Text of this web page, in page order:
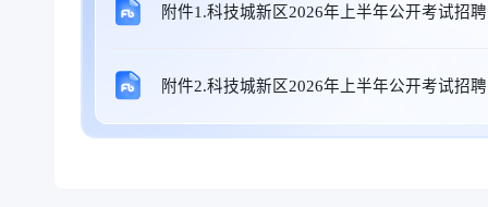
附件1.科技城新区2026年上半年公开考试招
附件2.科技城新区2026年上半年公开考试招